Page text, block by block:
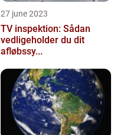
27 june 2023
TV inspektion: Sådan
vedligeholder du dit
afløbssy...